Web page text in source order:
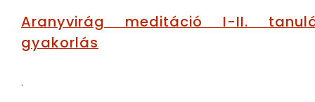
Aranyvirág meditáció I-II.
gyakorlás
.